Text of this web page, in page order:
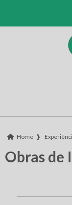
Home ❱
Obras